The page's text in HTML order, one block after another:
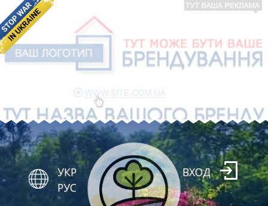
УКР
РУС
ВХОД